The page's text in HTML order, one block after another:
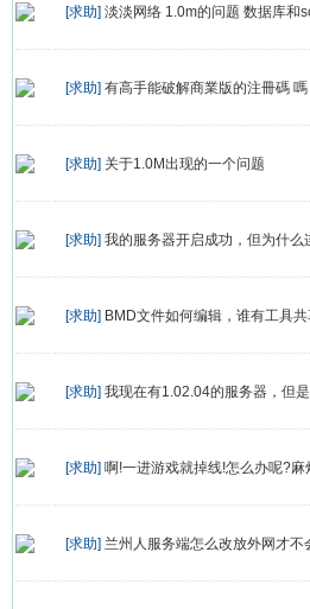
[求助] 淡淡网络 1.0m的问题 数据库和
[求助] 有高手能破解商業版的注冊碼 嗎
[求助] 关于1.0M出现的一个问题
[求助] 我的服务器开启成功，但为什
[求助] BMD文件如何编辑，谁有工具
[求助] 我现在有1.02.04的服务器，但
[求助] 啊!一进游戏就掉线!怎么办呢?麻
[求助] 兰州人服务端怎么改放外网才不